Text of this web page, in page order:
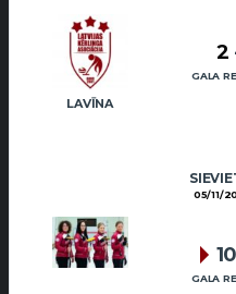
LAVĪNA
2
GALA
05/11/
10
GALA